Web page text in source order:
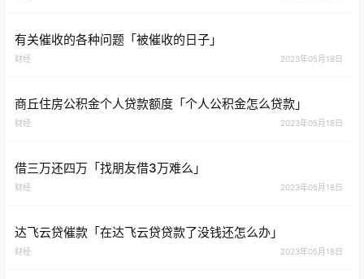
有关催收的各种问题「被催收的日子」
财经 2023年05月18日
商丘住房公积金个人贷款额度「个人公积金怎么贷款」
财经 2023年05月18日
借三万还四万「找朋友借3万难么」
财经 2023年05月18日
达飞云贷催款「在达飞云贷贷款了没钱还怎么办」
财经 2023年05月18日